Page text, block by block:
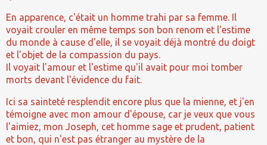
En apparence, c'était un homme trahi par sa femme. Il
voyait crouler en même temps son bon renom et l'estime
du monde à cause d'elle, il se voyait déjà montré du doigt
et l'objet de la compassion du pays.
Il voyait l'amour et l'estime qu'il avait pour moi tomber
morts devant l'évidence du fait.
Ici sa sainteté resplendit encore plus que la mienne, et j'en
témoigne avec mon amour d'épouse, car je veux que vous
l'aimiez, mon Joseph, cet homme sage et prudent, patient
et bon, qui n'est pas étranger au mystère de la